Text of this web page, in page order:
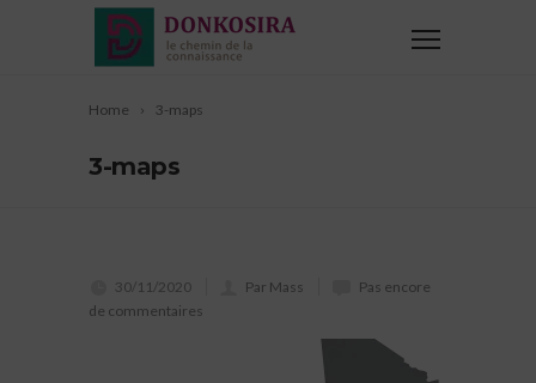
Home 3-maps
3-maps
30/11/2020 Par Mass
Pas encore
de commentaires